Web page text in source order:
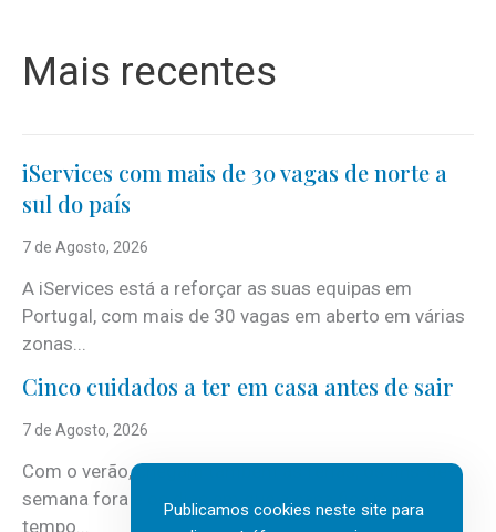
Mais recentes
iServices com mais de 30 vagas de norte a
sul do país
7 de Agosto, 2026
A iServices está a reforçar as suas equipas em
Portugal, com mais de 30 vagas em aberto em várias
zonas...
Cinco cuidados a ter em casa antes de sair
7 de Agosto, 2026
Com o verão, chegam também as férias, os fins-de-
semana fora e os dias em que a casa fica mais
tempo...
Publicamos cookies neste site para